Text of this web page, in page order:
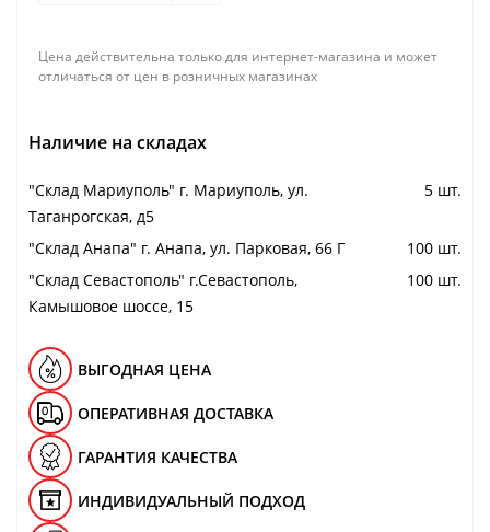
Цена действительна только для интернет-магазина и может
отличаться от цен в розничных магазинах
Наличие на складах
"Cклад Мариуполь" г. Мариуполь, ул.
Таганрогская, д5
5 шт.
"Cклад Анапа" г. Анапа, ул. Парковая, 66 Г
100 шт.
"Cклад Севастополь" г.Севастополь,
Камышовое шоссе, 15
100 шт.
ВЫГОДНАЯ ЦЕНА
ОПЕРАТИВНАЯ ДОСТАВКА
ГАРАНТИЯ КАЧЕСТВА
ИНДИВИДУАЛЬНЫЙ ПОДХОД